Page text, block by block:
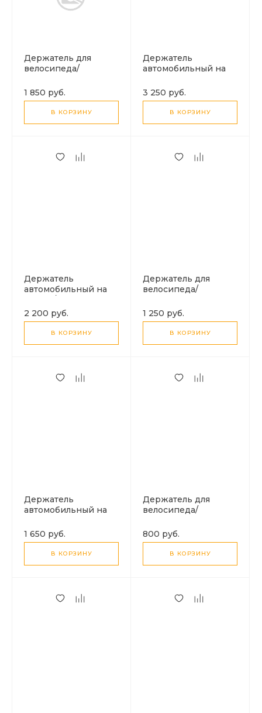
Держатель для
велосипеда/
HOCO,
водонепроницаемый,
черный
1 850 руб.
В КОРЗИНУ
Держатель
автомобильный на
беспроводной
зарядкой, HW36,
HOCO, черный
3 250 руб.
В КОРЗИНУ
Держатель
автомобильный на
магнитный
(присоска), H92,
HOCO, черный
2 200 руб.
В КОРЗИНУ
Держатель для
велосипеда/
HOCO, вес: 138 г,
черный
1 250 руб.
В КОРЗИНУ
Держатель
автомобильный на
вес: 67 г, черный
1 650 руб.
В КОРЗИНУ
Держатель для
велосипеда/
HOCO, вес: 115 г, цвет
черный
800 руб.
В КОРЗИНУ